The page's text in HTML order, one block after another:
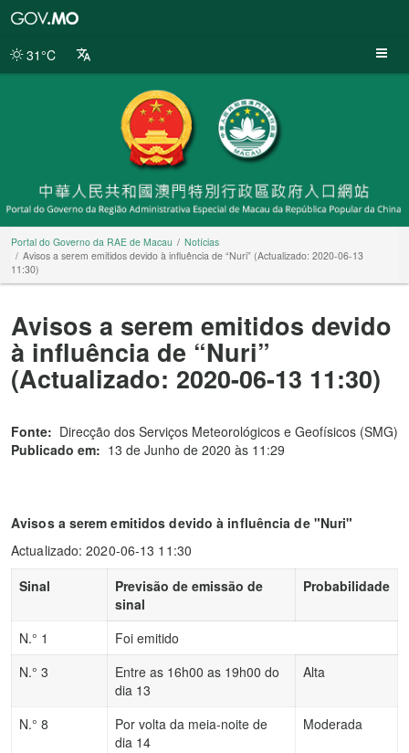
da
31°C
Portal do Governo da RAE de Macau
Notícias
Avisos a serem emitidos devido à influência de “Nuri” (Actualizado: 2020-06-13
11:30)
Avisos a serem emitidos devido
à influência de “Nuri”
(Actualizado: 2020-06-13 11:30)
Fonte: Direcção dos Serviços Meteorológicos e Geofísicos (SMG)
Publicado em: 13 de Junho de 2020 às 11:29
Avisos a serem emitidos devido à influência de "Nuri"
Actualizado: 2020-06-13 11:30
Sinal
Previsão de emissão de
sinal
Probabilidade
N.° 1
Foi emitido
N.° 3
Entre as 16h00 as 19h00 do
dia 13
Alta
N.° 8
Por volta da meia-noite de
dia 14
Moderada